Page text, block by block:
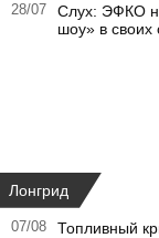
28/07
Слух: ЭФКО
шоу» в
Лонгрид
07/08 Топливный